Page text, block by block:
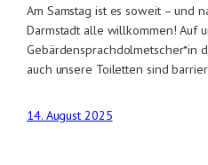
Am Samstag ist es soweit – und
Darmstadt alle willkommen! Auf
Gebärdensprachdolmetscher*in
auch unsere Toiletten sind
14. August 2025